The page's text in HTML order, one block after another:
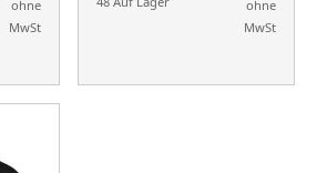
ohne
MwSt
ohne
MwSt